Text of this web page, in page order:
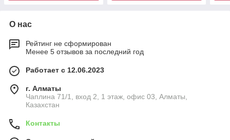
О нас
Рейтинг не сформирован
Менее 5 отзывов за последний год
Работает с 12.06.2023
г. Алматы
Чаплина 71/1, вход 2, 1 этаж, офис 03, Алматы,
Казахстан
Контакты